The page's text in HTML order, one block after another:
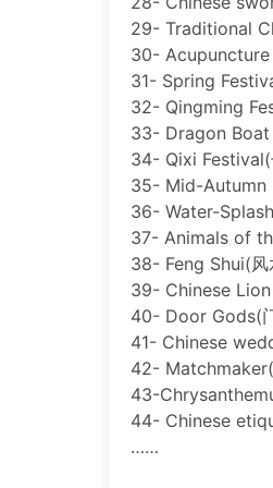
29- Traditional
30-
31- Spring
32- Qingming
33- Dragon Boat
34- Qixi Festival(
35- Mid-Autumn
36- Water-
37- Animals of
38- Feng Shui(风
39- Chinese
40- Door Gods(
41- Chinese
42-
43-
44- Chinese
……